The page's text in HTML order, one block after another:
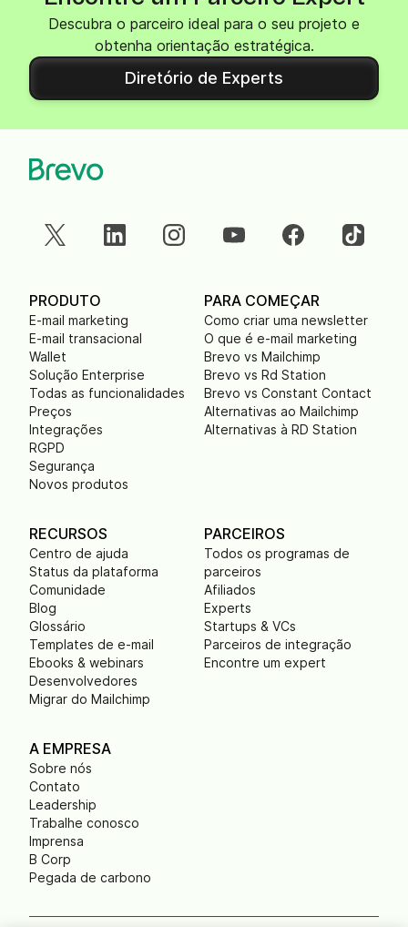
Descubra o parceiro ideal para o seu projeto e
obtenha orientação estratégica.
Diretório de Experts
PRODUTO
E-mail marketing
E-mail transacional
Wallet
Solução Enterprise
Todas as funcionalidades
Preços
Integrações
RGPD
Segurança
Novos produtos
PARA COMEÇAR
Como criar uma newsletter
O que é e-mail marketing
Brevo vs Mailchimp
Brevo vs Rd Station
Brevo vs Constant Contact
Alternativas ao Mailchimp
Alternativas à RD Station
RECURSOS
Centro de ajuda
Status da plataforma
Comunidade
Blog
Glossário
Templates de e-mail
Ebooks & webinars
Desenvolvedores
Migrar do Mailchimp
PARCEIROS
Todos os programas de
parceiros
Afiliados
Experts
Startups & VCs
Parceiros de integração
Encontre um expert
A EMPRESA
Sobre nós
Contato
Leadership
Trabalhe conosco
Imprensa
B Corp
Pegada de carbono